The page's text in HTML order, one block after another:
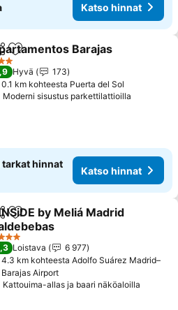
Katso hinnat
Lisää suosikkeihin
Barajas
Hyvä
173
0.1 km kohteesta Puerta del Sol
Moderni sisustus parkettilattioilla
tarkat hinnat
Katso hinnat
Lisää suosikkeihin
by Meliá Madrid
Loistava
6 977
4.3 km kohteesta Adolfo Suárez Madrid–
Barajas Airport
Kattouima-allas ja baari näköaloilla